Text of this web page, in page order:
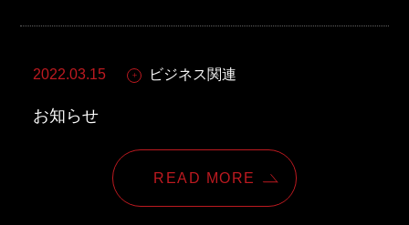
2022.03.15 ビジネス関連
お知らせ
READ MORE